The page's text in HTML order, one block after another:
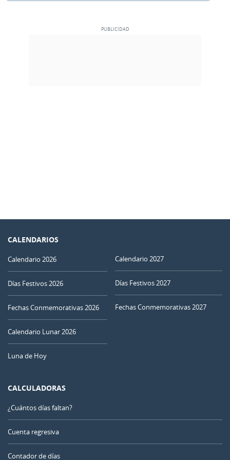
CALENDARIOS
Calendario 2026
Días Festivos 2026
Fechas Conmemorativas 2026
Calendario Lunar 2026
Luna de Hoy
Calendario 2027
Días Festivos 2027
Fechas Conmemorativas 2027
CALCULADORAS
¿Cuántos días faltan?
Cuenta regresiva
Contador de días